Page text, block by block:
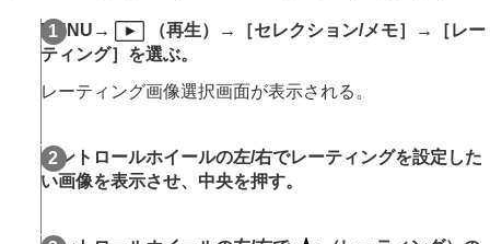
再生する
この章の目次
画像を見る
画像の表示方法を変える
送り設定）
撮影した画像を保護する（プロテクト
MENU → （再生）→ ［セレクション/メモ］ →
［レー
ティング］ を選ぶ。
レーティング画像選択画面が表示される。
コントロールホイールの左/右でレーティングを設定した
い画像を表示させ、中央を押す。